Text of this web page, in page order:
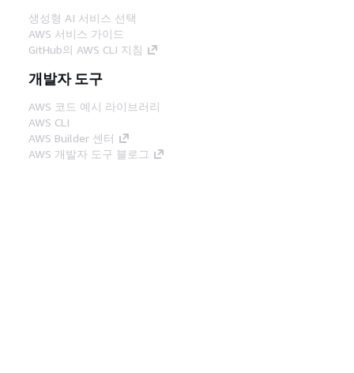
생성형 AI 서비스 선택
AWS 서비스 가이드
GitHub의 AWS CLI 지침
개발자 도구
AWS 코드 예시 라이브러리
AWS CLI
AWS Builder 센터
AWS 개발자 도구 블로그